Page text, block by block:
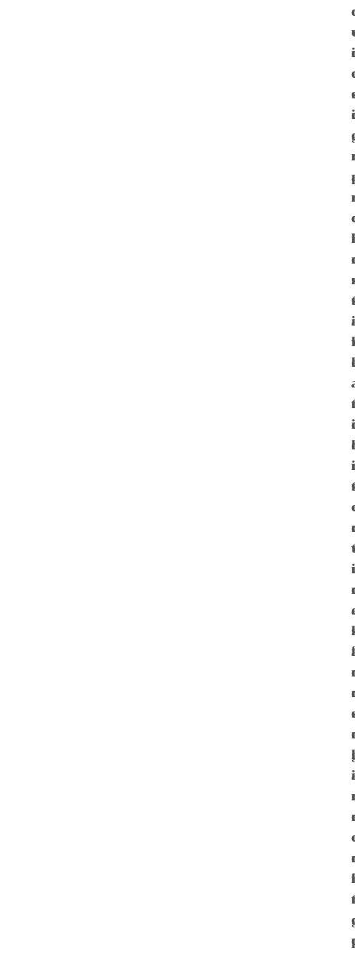
i
i
i
l
i
i
i
i
l
l
i
i
l